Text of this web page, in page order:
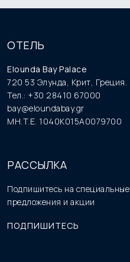
ОТЕЛЬ
Elounda Bay Palace
720 53 Элунда, Крит, Греция.
Тел.: +30 28410 67000
bay@eloundabay.gr
MH.T.E. 1040K015A0079700
РАССЫЛКА
Подпишитесь на специальные
предложения и акции
ПОДПИШИТЕСЬ